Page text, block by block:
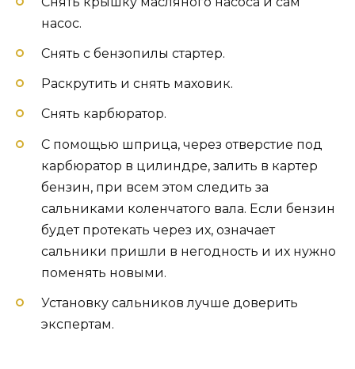
насос.
Снять с бензопилы стартер.
Раскрутить и снять маховик.
Снять карбюратор.
С помощью шприца, через отверстие под
карбюратор в цилиндре, залить в картер
бензин, при всем этом следить за
сальниками коленчатого вала. Если бензин
будет протекать через их, означает
сальники пришли в негодность и их нужно
поменять новыми.
Установку сальников лучше доверить
экспертам.